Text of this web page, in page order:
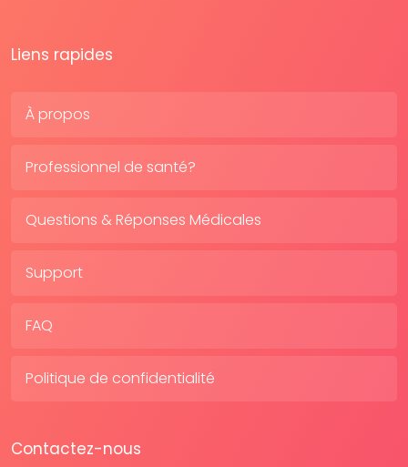
Liens rapides
À propos
Professionnel de santé?
Questions & Réponses Médicales
Support
FAQ
Politique de confidentialité
Contactez-nous